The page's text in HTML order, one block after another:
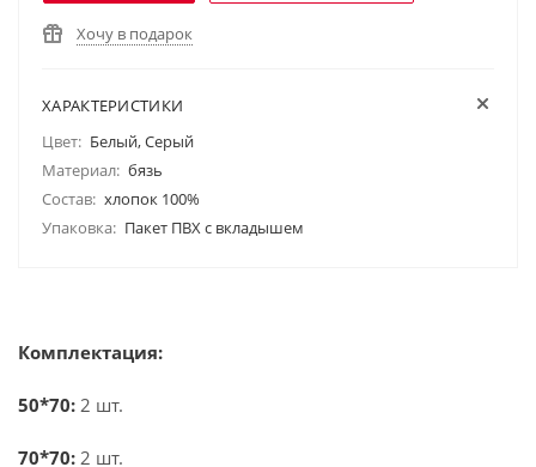
Хочу в подарок
ХАРАКТЕРИСТИКИ
Цвет: Белый, Серый
Материал: бязь
Состав: хлопок 100%
Упаковка: Пакет ПВХ с вкладышем
Комплектация:
50*70: 2 шт.
70*70: 2 шт.